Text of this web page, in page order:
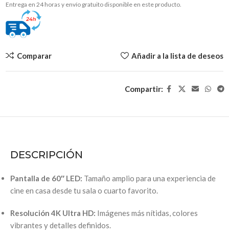
Entrega en 24 horas y envío gratuito disponible en este producto.
Comparar Añadir a la lista de deseos
Compartir:
DESCRIPCIÓN
Pantalla de 60″ LED: Tamaño amplio para una experiencia de
cine en casa desde tu sala o cuarto favorito.
Resolución 4K Ultra HD: Imágenes más nítidas, colores
vibrantes y detalles definidos.